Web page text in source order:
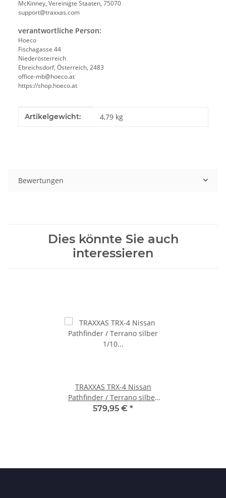
McKinney, Vereinigte Staaten, 75070
support@traxxas.com
verantwortliche Person:
Hoeco
Fischagasse 44
Niederösterreich
Ebreichsdorf, Österreich, 2483
office-mb@hoeco.at
https://shop.hoeco.at
Produkteigenschaft
Wert
Artikelgewicht: 4,79 kg
Bewertungen
Dies könnte Sie auch
interessieren
TRAXXAS TRX-4 Nissan
Pathfinder / Terrano silber
1/10 RTR, Brushed, Clipless,
579,95 € *